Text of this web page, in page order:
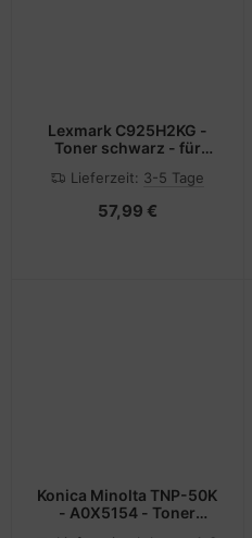
Lexmark C925H2KG -
Toner schwarz - für
Lieferzeit: 3-5 Tage
57,99 €
Konica Minolta TNP-50K
- A0X5154 - Toner